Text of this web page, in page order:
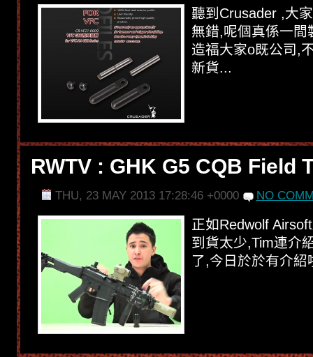
聽到Crusader ,大
無錯,呢個真係一
造福大家o既公司,
新貨...
RWTV : GHK G5 CQB Field
THU, 23 MAY 2013 17:28:46 +0000 NO
正如Redwolf
到貨太少,Tim連介
了,今日於於有介紹